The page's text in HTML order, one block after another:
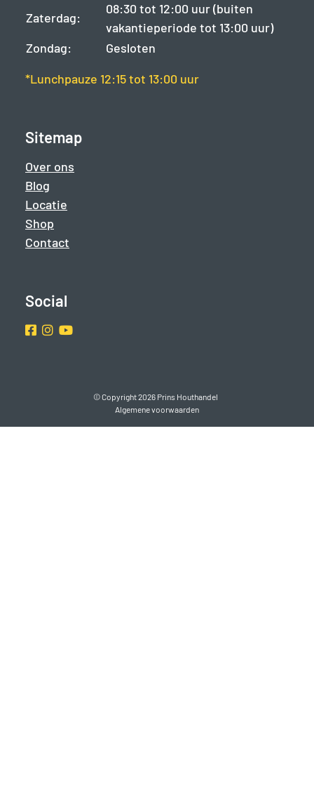
Zaterdag:
08:30 tot 12:00 uur (buiten
vakantieperiode tot 13:00 uur)
Zondag:
Gesloten
*Lunchpauze 12:15 tot 13:00 uur
Sitemap
Over ons
Blog
Locatie
Shop
Contact
Social
Facebook
Instragram
Youtube
© Copyright 2026 Prins Houthandel
Algemene voorwaarden